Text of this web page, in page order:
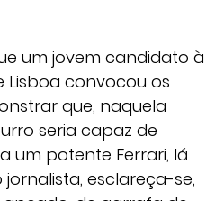
um jovem candidato à
Lisboa convocou os
que, naquela
seria capaz de
um potente Ferrari, lá
esclareça-se,